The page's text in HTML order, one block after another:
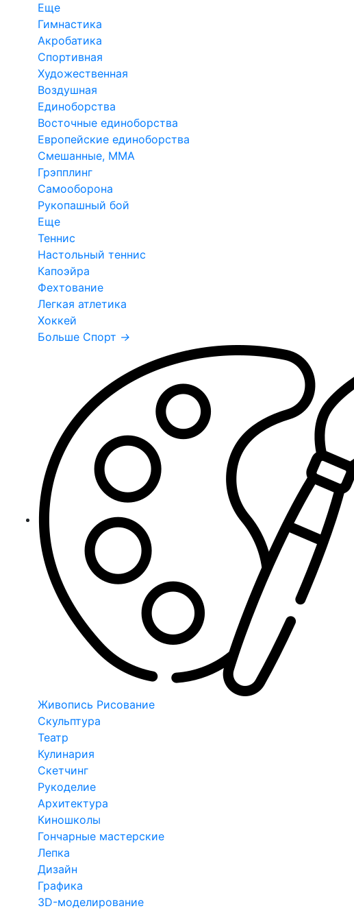
Еще
Гимнастика
Акробатика
Спортивная
Художественная
Воздушная
Единоборства
Восточные единоборства
Европейские единоборства
Смешанные, ММА
Грэпплинг
Самооборона
Рукопашный бой
Еще
Теннис
Настольный теннис
Капоэйра
Фехтование
Легкая атлетика
Хоккей
Больше Спорт →
Живопись Рисование
Скульптура
Театр
Кулинария
Скетчинг
Рукоделие
Архитектура
Киношколы
Гончарные мастерские
Лепка
Дизайн
Графика
3D-моделирование